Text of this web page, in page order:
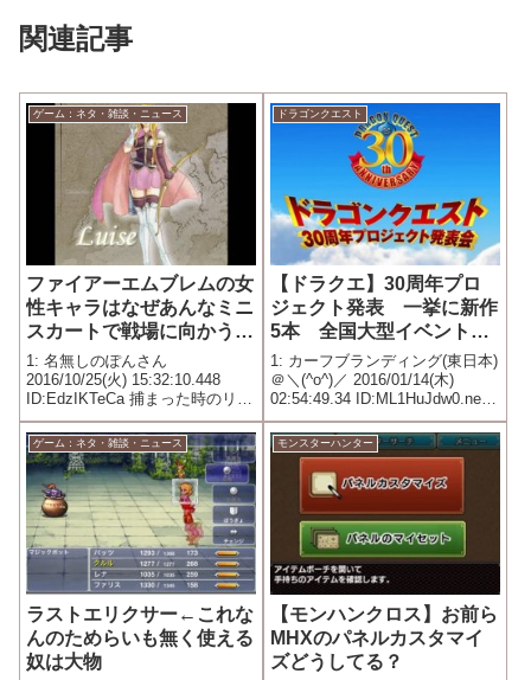
関連記事
ゲーム：ネタ・雑談・ニュース
ファイアーエムブレムの女
性キャラはなぜあんなミニ
スカートで戦場に向かうの
か
1: 名無しのぽんさん
2016/10/25(火) 15:32:10.448
ID:EdzIKTeCa 捕まった時のリス
クとか考えてないの？
ドラゴンクエスト
【ドラクエ】30周年プロ
ジェクト発表 一挙に新作
5本 全国大型イベント
も！！
1: カーフブランディング(東日本)
＠＼(^o^)／ 2016/01/14(木)
02:54:49.34 ID:ML1HuJdw0.net
スクウェア・エニックスは13
日、人気ゲーム「ドラゴンクエ
スト」の30周年プロジェクトを
発表した。ユニ...
ゲーム：ネタ・雑談・ニュース
ラストエリクサー←これな
んのためらいも無く使える
奴は大物
モンスターハンター
【モンハンクロス】お前ら
MHXのパネルカスタマイ
ズどうしてる？